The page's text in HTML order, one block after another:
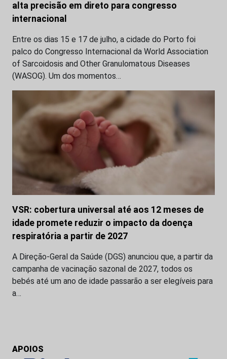
alta precisão em direto para congresso
internacional
Entre os dias 15 e 17 de julho, a cidade do Porto foi
palco do Congresso Internacional da World Association
of Sarcoidosis and Other Granulomatous Diseases
(WASOG). Um dos momentos…
VSR: cobertura universal até aos 12 meses de
idade promete reduzir o impacto da doença
respiratória a partir de 2027
A Direção-Geral da Saúde (DGS) anunciou que, a partir da
campanha de vacinação sazonal de 2027, todos os
bebés até um ano de idade passarão a ser elegíveis para
a…
APOIOS